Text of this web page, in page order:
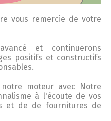
vous remercie de votre
et continuerons
positifs et constructifs
moteur avec Notre
à l'écoute de vos
et de de fournitures de